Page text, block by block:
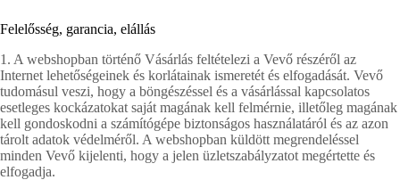
Felelősség, garancia, elállás
1. A webshopban történő Vásárlás feltételezi a Vevő részéről az
Internet lehetőségeinek és korlátainak ismeretét és elfogadását. Vevő
tudomásul veszi, hogy a böngészéssel és a vásárlással kapcsolatos
esetleges kockázatokat saját magának kell felmérnie, illetőleg magának
kell gondoskodni a számítógépe biztonságos használatáról és az azon
tárolt adatok védelméről. A webshopban küldött megrendeléssel
minden Vevő kijelenti, hogy a jelen üzletszabályzatot megértette és
elfogadja.